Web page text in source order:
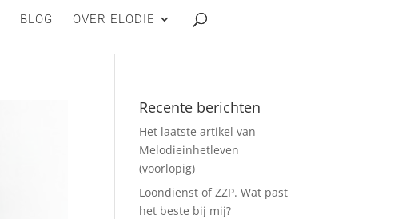
BLOG OVER ELODIE
Recente berichten
Het laatste artikel van
Melodieinhetleven
(voorlopig)
Loondienst of ZZP. Wat past
het beste bij mij?